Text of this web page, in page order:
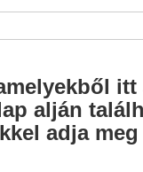
alján
adja meg